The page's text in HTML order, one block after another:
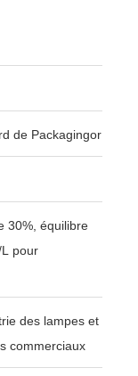
de Packagingor
30%, équilibre
pour
des lampes et
commerciaux